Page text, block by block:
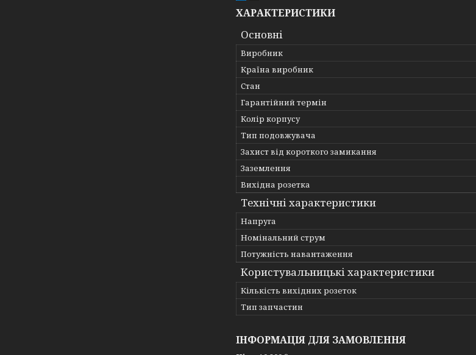
ХАРАКТЕРИСТИКИ
Основні
Виробник
Країна виробник
Стан
Гарантійний термін
Колір корпусу
Тип подовжувача
Захист від короткого замикання
Заземлення
Вихідна розетка
Технічні характеристики
Напруга
Номінальний струм
Потужність навантаження
Користувальницькі характеристики
Кількість вихідних розеток
Тип запчастин
ІНФОРМАЦІЯ ДЛЯ ЗАМОВЛЕННЯ